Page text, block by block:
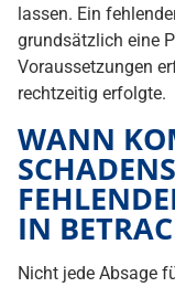
lassen. Ein
grundsätzlich eine
Voraussetzungen
rechtzeitig erfolgte.
WANN
IN
Nicht jede Absage